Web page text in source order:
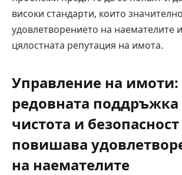
високи стандарти, които
удовлетворението на наемателите
цялостната репутация на имота.
Управление на имоти:
редовната поддръжка
чистота и безопасност
повишава
на наемателите